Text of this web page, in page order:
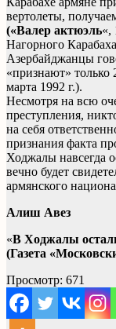
вертолеты,
(«Валер актюэль«,
Нагорного
Азербайджанцы
«признают» только
марта 1992 г.).
Несмотря на всю
преступления,
на себя
признания факта
Ходжалы навсегда
вечно будет
армянского
Алиш Авез
«В Ходжалы
(Газета
Просмотр: 671